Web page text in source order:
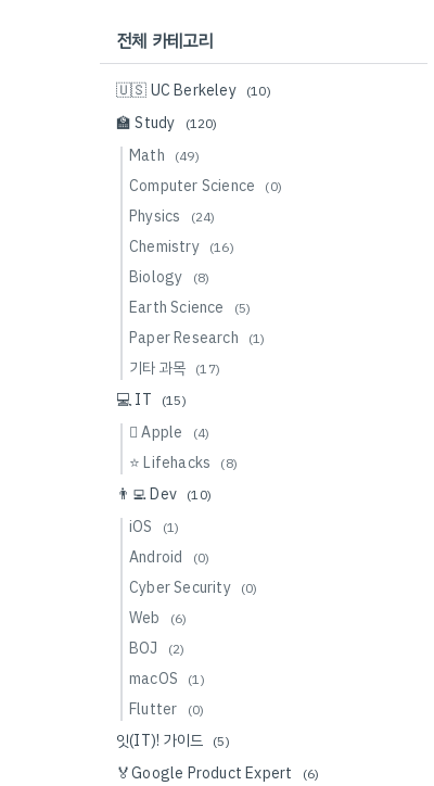
전체 카테고리
🇺🇸 UC Berkeley (10)
🏫 Study (120)
Math (49)
Computer Science (0)
Physics (24)
Chemistry (16)
Biology (8)
Earth Science (5)
Paper Research (1)
기타 과목 (17)
💻 IT (15)
 Apple (4)
⭐️ Lifehacks (8)
👨‍💻 Dev (10)
iOS (1)
Android (0)
Cyber Security (0)
Web (6)
BOJ (2)
macOS (1)
Flutter (0)
잇(IT)! 가이드 (5)
🏅Google Product Expert (6)